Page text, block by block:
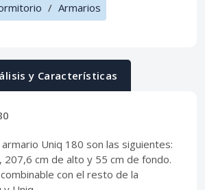
/ Armarios
y Características
Uniq 180 son las siguientes:
207,6 cm de alto y 55 cm de fondo.
con el resto de la